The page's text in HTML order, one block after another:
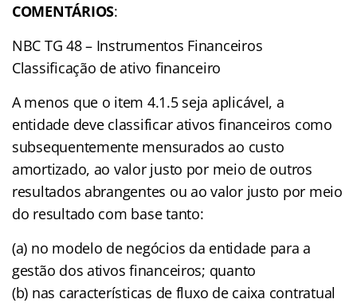
COMENTÁRIOS:
NBC TG 48 – Instrumentos Financeiros
Classificação de ativo financeiro
A menos que o item 4.1.5 seja aplicável, a
entidade deve classificar ativos financeiros como
subsequentemente mensurados ao custo
amortizado, ao valor justo por meio de outros
resultados abrangentes ou ao valor justo por meio
do resultado com base tanto:
(a) no modelo de negócios da entidade para a
gestão dos ativos financeiros; quanto
(b) nas características de fluxo de caixa contratual